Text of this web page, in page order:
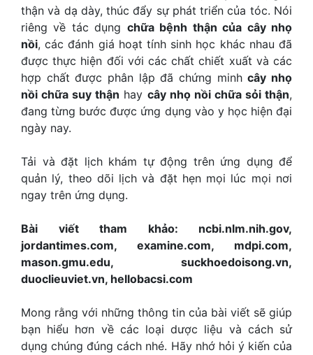
thận và dạ dày, thúc đẩy sự phát triển của tóc. Nói
riêng về tác dụng chữa bệnh thận của cây nhọ
nồi, các đánh giá hoạt tính sinh học khác nhau đã
được thực hiện đối với các chất chiết xuất và các
hợp chất được phân lập đã chứng minhcây nhọ
nồi chữa suy thận hay cây nhọ nồi chữa sỏi thận,
đang từng bước được ứng dụng vào y học hiện đại
ngày nay.
Tải và đặt lịch khám tự động trên ứng dụng để
quản lý, theo dõi lịch và đặt hẹn mọi lúc mọi nơi
ngay trên ứng dụng.
Bài viết tham khảo: ncbi.nlm.nih.gov,
jordantimes.com, examine.com, mdpi.com,
mason.gmu.edu, suckhoedoisong.vn,
duoclieuviet.vn, hellobacsi.com
Mong rằng với những thông tin của bài viết sẽ giúp
bạn hiểu hơn về các loại dược liệu và cách sử
dụng chúng đúng cách nhé. Hãy nhớ hỏi ý kiến của